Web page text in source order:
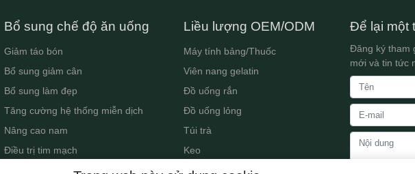
Bổ sung chế độ ăn uống
Giảm táo bón
Bổ sung giảm cân
Bổ sung làm đẹp
Tăng cường hệ thống miễn dịch
Nâng cao nam
Điều trị tim mạch
Bổ sung hỗ trợ giấc ngủ
Liều lượng OEM/ODM
Máy tính bảng/Thuốc
Viên nang gelatin
Đồ uống rắn
Đồ uống lỏng
Túi trà
Keo
Để lại một
Đăng ký tham
mới và tin tức